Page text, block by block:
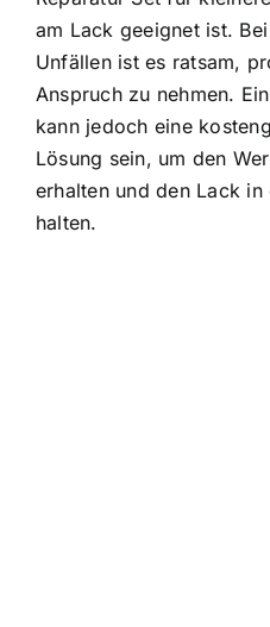
am Lack geeignet ist.
Unfällen ist es ratsam,
Anspruch zu nehmen.
kann jedoch eine
Lösung sein, um den
erhalten und den Lack
halten.